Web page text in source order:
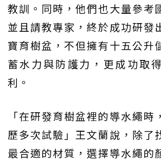
教訓。同時，他們也大量參考
並且請教專家，終於成功研發
寶育樹盆，不但擁有十五公升
蓄水力與防護力，更成功取
利。
「在研發育樹盆裡的導水繩時
歷多次試驗」王文蘭說，除了
最合適的材質，選擇導水繩的